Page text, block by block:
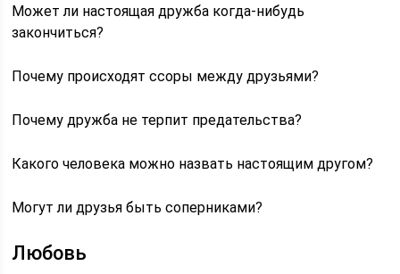
Может ли настоящая дружба когда-нибудь
закончиться?
Почему происходят ссоры между друзьями?
Почему дружба не терпит предательства?
Какого человека можно назвать настоящим другом?
Могут ли друзья быть соперниками?
Любовь